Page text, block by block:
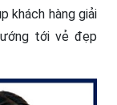
khách hàng giải
tới vẻ đẹp